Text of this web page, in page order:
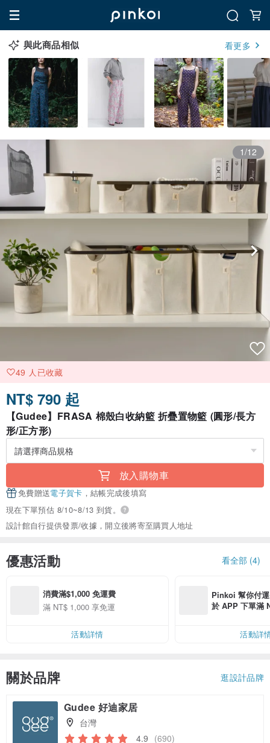
與此商品相似 看更多
1/12
49 人已收藏
NT$ 790 起
【Gudee】FRASA 棉殼白收納籃 折疊置物籃 (圓形/長方
形/正方形)
放入購物車
免費贈送電子賀卡 ，結帳完成後填寫
現在下單預估 8/10~8/13 到貨。
設計館自行提供發票/收據，開立後將寄至購買人地址
優惠活動 看全部 (4)
消費滿$1,000 免運費
滿 NT$ 1,000 享免運
活動詳情
Pinkoi 幫你付
於 APP 下單滿
活動詳
關於品牌 逛設計品牌
Gudee 好迪家居
台灣
4.9 (690)